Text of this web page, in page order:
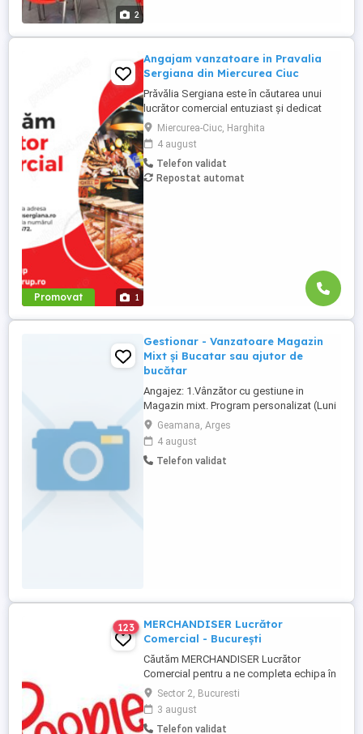
2
Promovat 1
Angajam vanzatoare in Pravalia
Sergiana din Miercurea Ciuc
Prăvălia Sergiana este în căutarea unui
lucrător comercial entuziast și dedicat
pentru a se alătura echipei noastre din:
Pravalia Sergiana din incinta Kaufland
Miercurea Ciuc Dacă sunteți o persoană
dinamică, cu abilități excelente de
comunicare și un interes pentru industria
Miercurea-Ciuc, Harghita
4 august
Telefon validat
Repostat automat
Gestionar - Vanzatoare Magazin
Mixt și Bucatar sau ajutor de
bucătar
Angajez: 1.Vânzător cu gestiune in
Magazin mixt. Program personalizat (Luni
- Sâmbătă) Necesar cunostinte marcaj de
plata (casa de marcaj) 2. Bucătar a la carte
sau ajutor cu experiență în Bucătărie.
Program de lucru: (Luni-Vineri = 6,30-
Geamana, Arges
4 august
Telefon validat
123
MERCHANDISER Lucrător
Comercial - București
Căutăm MERCHANDISER Lucrător
Comercial pentru a ne completa echipa în
orașul București! - Vei lucra în 3
Hypermarket-uri din sectoarele 2 si 5.
Program flexibil: Luni Vineri 8h zi Ce
Sector 2, Bucuresti
3 august
Telefon validat